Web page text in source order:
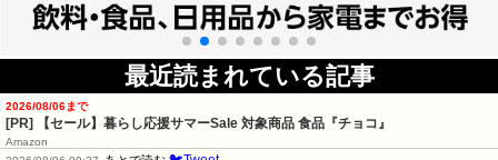
最近読まれている記事
2026/08/06まで
[PR] 【セール】暮らし応援サマーSale 対象商品 食品『チョコ』
Amazon